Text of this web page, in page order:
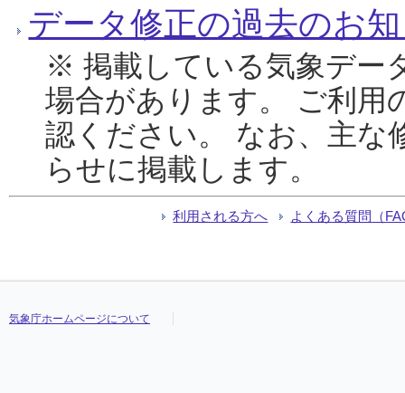
データ修正の過去のお
※ 掲載している気象デー
場合があります。 ご利用
認ください。 なお、主な
らせに掲載します。
利用される方へ よくある質問（
気象庁ホームページについて